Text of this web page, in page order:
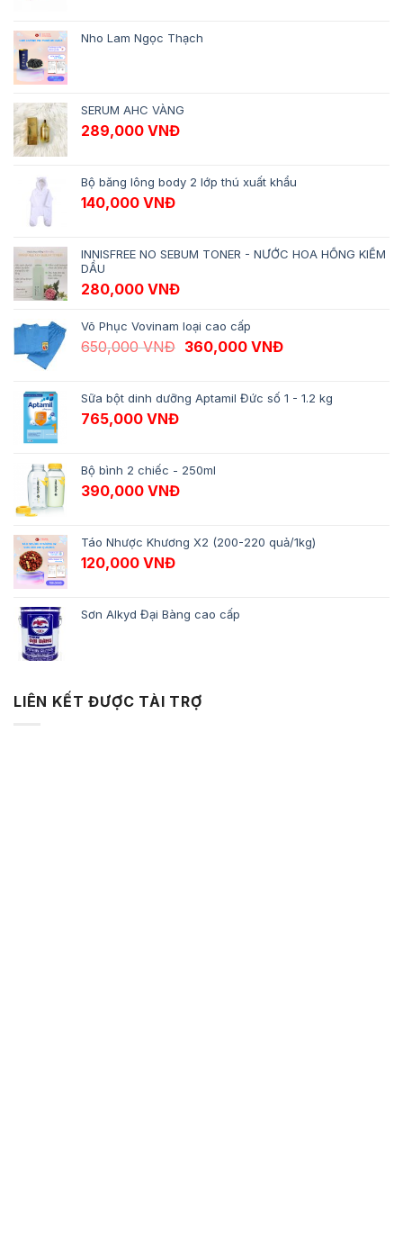
Nho Lam Ngọc Thạch
SERUM AHC VÀNG
289,000 VNĐ
Bộ băng lông body 2 lớp thú xuất khẩu
140,000 VNĐ
INNISFREE NO SEBUM TONER - NƯỚC HOA HỒNG KIỀM
DẦU
280,000 VNĐ
Võ Phục Vovinam loại cao cấp
650,000VNĐ Giá gốc là: 650,000 VNĐ.
360,000 VNĐGiá hiện tại là:
Sữa bột dinh dưỡng Aptamil Đức số 1 - 1.2 kg
765,000 VNĐ
Bộ bình 2 chiếc - 250ml
390,000 VNĐ
Táo Nhược Khương X2 (200-220 quả/1kg)
120,000 VNĐ
Sơn Alkyd Đại Bàng cao cấp
LIÊN KẾT ĐƯỢC TÀI TRỢ